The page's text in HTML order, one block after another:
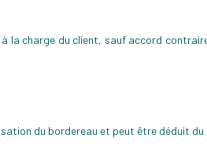
charge du client, sauf accord
du bordereau et peut être déduit